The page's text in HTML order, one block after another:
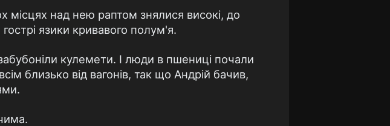
мiсцях над нею раптом знялися високi, до
язики кривавого полум'я.
кулемети. I люди в пшеницi почали
близько вiд вагонiв, так що Андрiй бачив,